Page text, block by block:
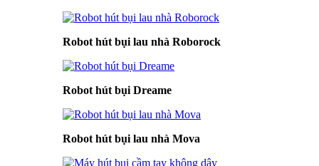
Robot hút bụi lau nhà Roborock
Robot hút bụi Dreame
Robot hút bụi lau nhà Mova